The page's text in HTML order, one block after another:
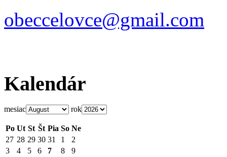
obeccelovce@gmail.com
Kalendár
mesiac rok
Po Ut St Št Pia So Ne
27 28 29 30 31 1
2
3
4 5 6 7 8
9